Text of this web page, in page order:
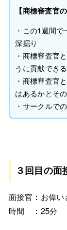
【商標審査官
・この1週間
深掘り
・商標審査官
うに貢献でき
・商標審査官
はあるかとそ
・サークルで
３回目の面
面接官：お偉い
時間 ：25分